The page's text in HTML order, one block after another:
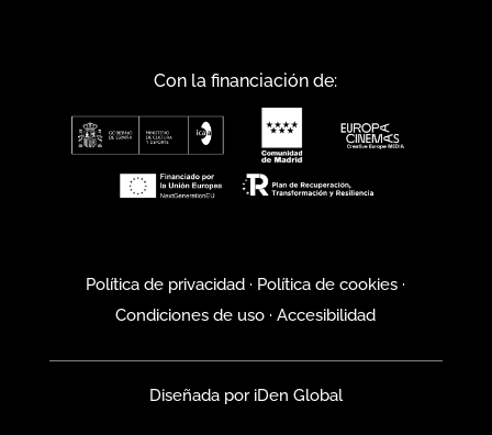
Con la financiación de:
Política de privacidad · Política de cookies ·
Condiciones de uso ·Accesibilidad
Diseñada poriDen Global